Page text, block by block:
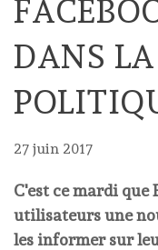
DANS
27 juin 2017
C'est ce mardi que
utilisateurs une
les informer sur